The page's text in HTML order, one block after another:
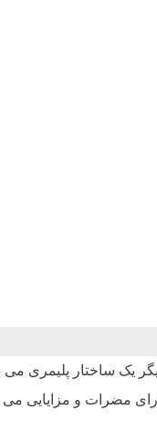
یک ساختار پلیمری
مضرات و مزایایی